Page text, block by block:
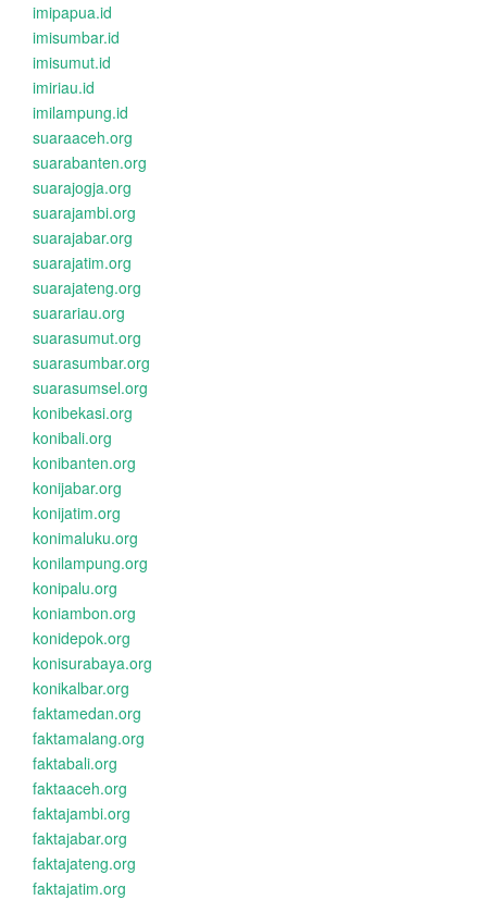
imipapua.id
imisumbar.id
imisumut.id
imiriau.id
imilampung.id
suaraaceh.org
suarabanten.org
suarajogja.org
suarajambi.org
suarajabar.org
suarajatim.org
suarajateng.org
suarariau.org
suarasumut.org
suarasumbar.org
suarasumsel.org
konibekasi.org
konibali.org
konibanten.org
konijabar.org
konijatim.org
konimaluku.org
konilampung.org
konipalu.org
koniambon.org
konidepok.org
konisurabaya.org
konikalbar.org
faktamedan.org
faktamalang.org
faktabali.org
faktaaceh.org
faktajambi.org
faktajabar.org
faktajateng.org
faktajatim.org